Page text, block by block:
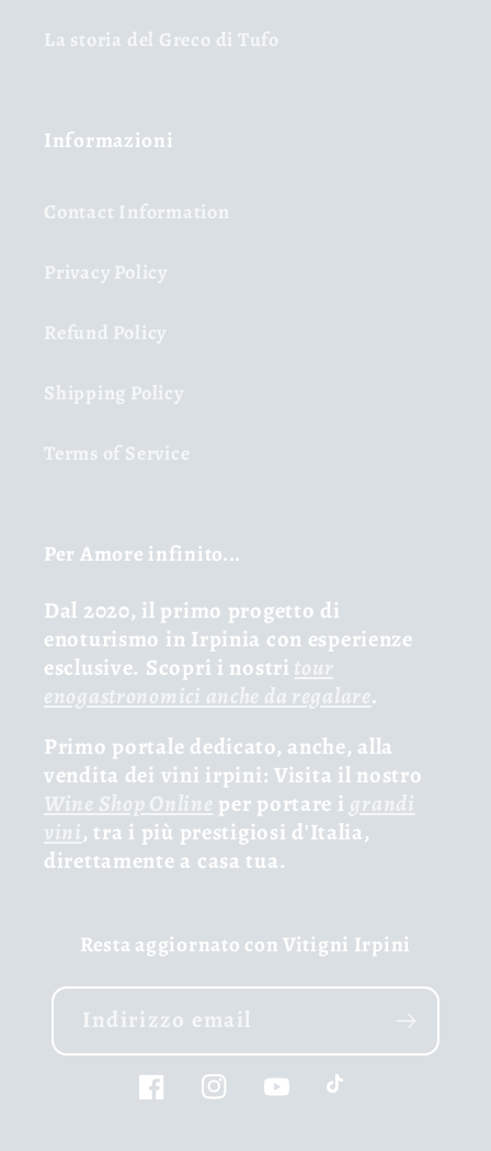
La storia del Greco di Tufo
Informazioni
Contact Information
Privacy Policy
Refund Policy
Shipping Policy
Terms of Service
Per Amore infinito...
Dal 2020, il primo progetto di
enoturismo in Irpinia con esperienze
esclusive. Scopri i nostri tour
enogastronomici anche da regalare.
Primo portale dedicato, anche, alla
vendita dei vini irpini: Visita il nostro
Wine Shop Online per portare i grandi
vini, tra i più prestigiosi d'Italia,
direttamente a casa tua.
Resta aggiornato con Vitigni Irpini
Indirizzo email
FacebookInstagramYouTubeTikTok